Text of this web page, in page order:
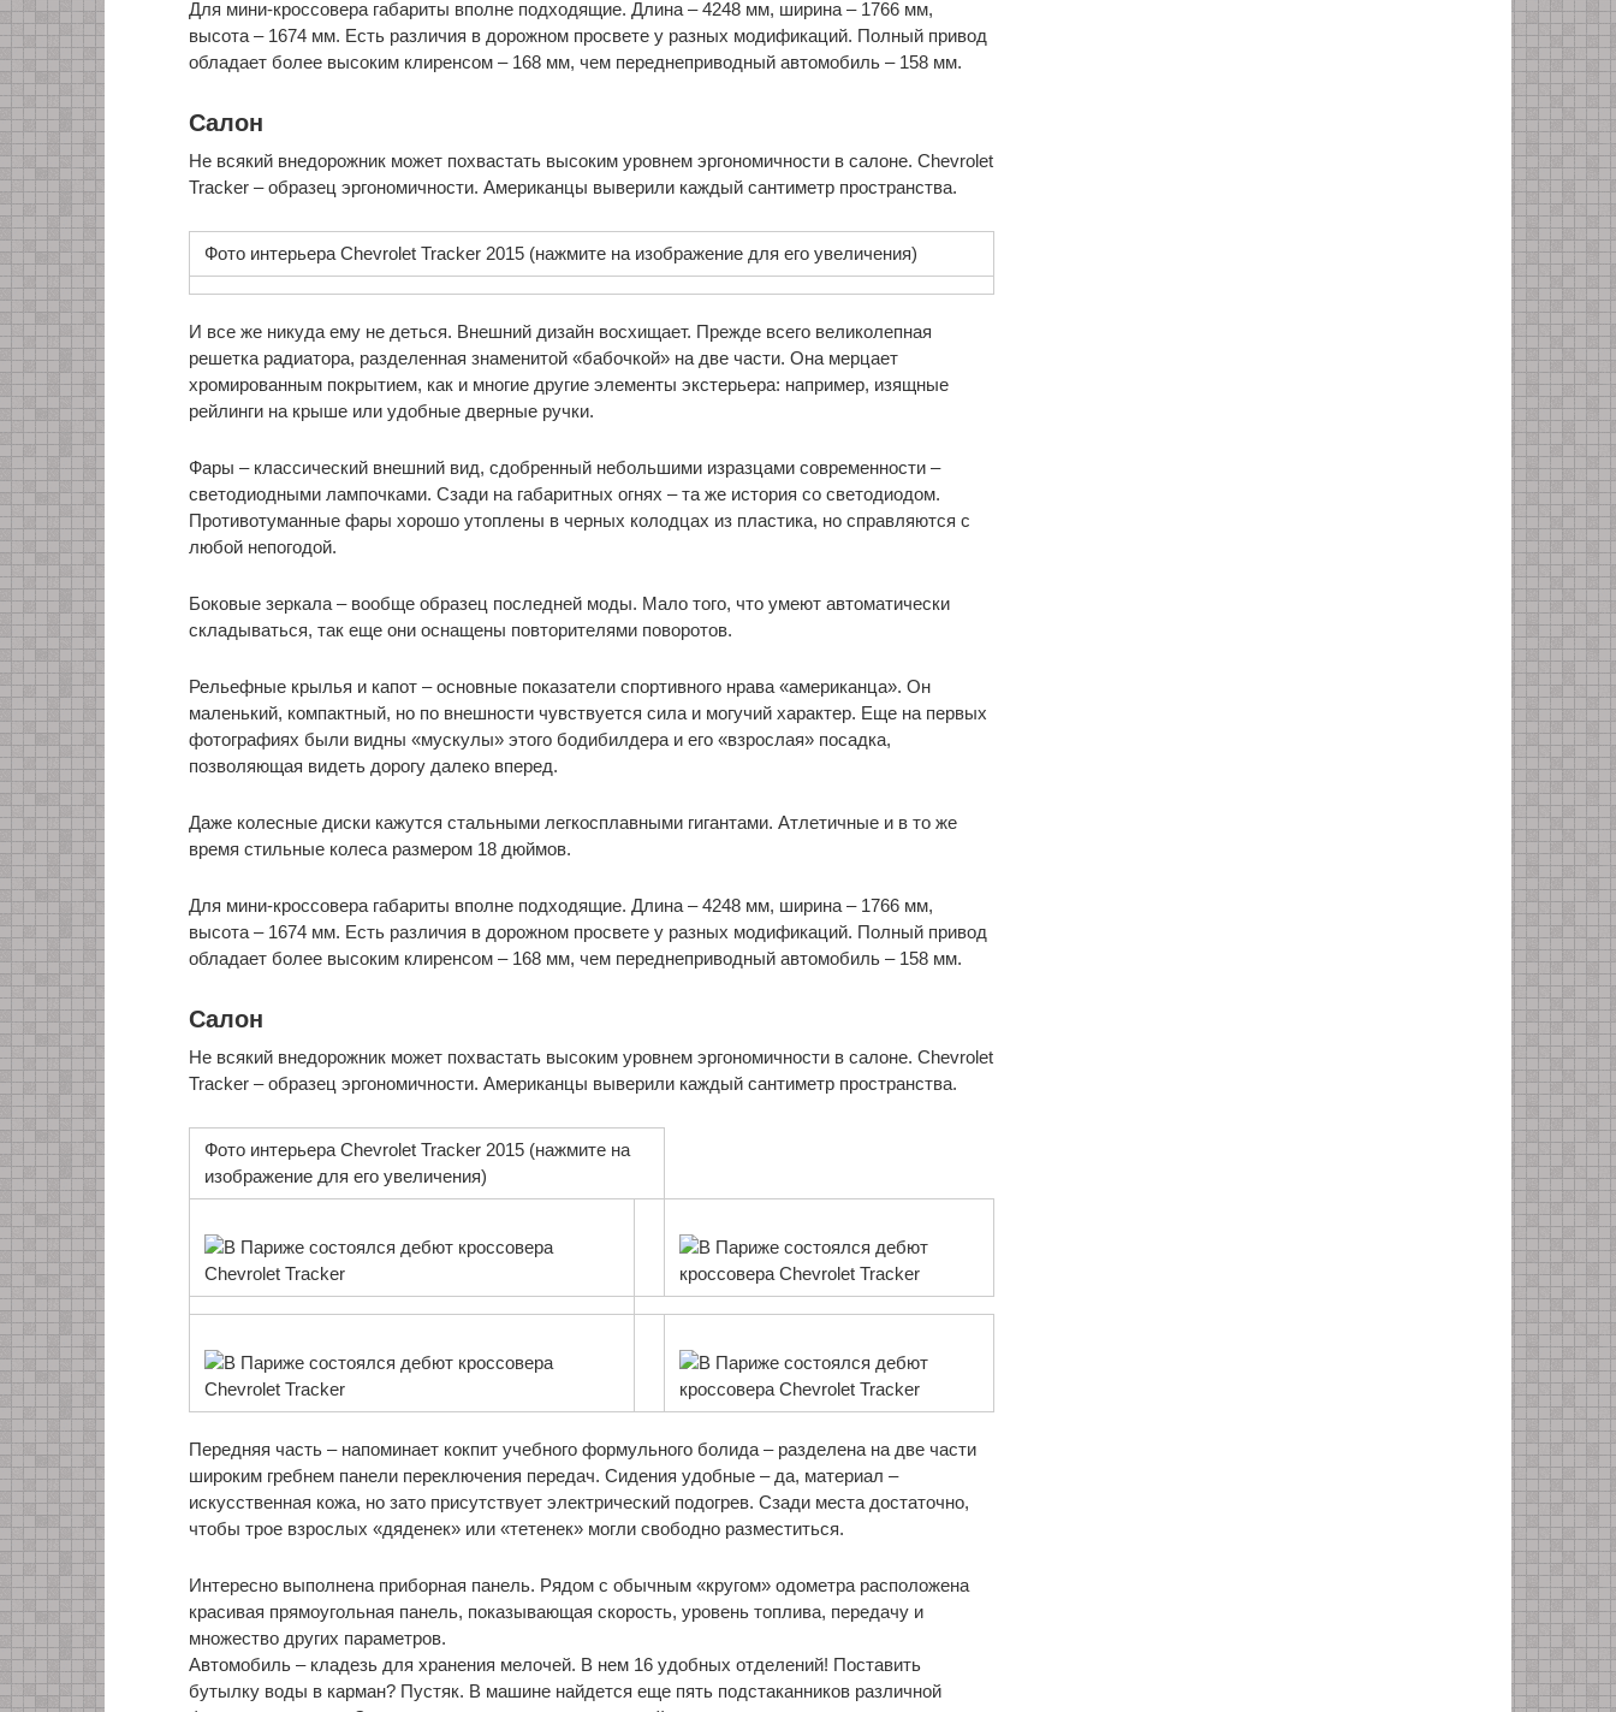
Для мини-кроссовера габариты вполне подходящие. Длина – 4248 мм, ширина – 1766 мм,
высота – 1674 мм. Есть различия в дорожном просвете у разных модификаций. Полный привод
обладает более высоким клиренсом – 168 мм, чем переднеприводный автомобиль – 158 мм.
Салон
Не всякий внедорожник может похвастать высоким уровнем эргономичности в салоне. Chevrolet
Tracker – образец эргономичности. Американцы выверили каждый сантиметр пространства.
Фото интерьера Chevrolet Tracker 2015 (нажмите на изображение для его увеличения)
И все же никуда ему не деться. Внешний дизайн восхищает. Прежде всего великолепная
решетка радиатора, разделенная знаменитой «бабочкой» на две части. Она мерцает
хромированным покрытием, как и многие другие элементы экстерьера: например, изящные
рейлинги на крыше или удобные дверные ручки.
Фары – классический внешний вид, сдобренный небольшими изразцами современности –
светодиодными лампочками. Сзади на габаритных огнях – та же история со светодиодом.
Противотуманные фары хорошо утоплены в черных колодцах из пластика, но справляются с
любой непогодой.
Боковые зеркала – вообще образец последней моды. Мало того, что умеют автоматически
складываться, так еще они оснащены повторителями поворотов.
Рельефные крылья и капот – основные показатели спортивного нрава «американца». Он
маленький, компактный, но по внешности чувствуется сила и могучий характер. Еще на первых
фотографиях были видны «мускулы» этого бодибилдера и его «взрослая» посадка,
позволяющая видеть дорогу далеко вперед.
Даже колесные диски кажутся стальными легкосплавными гигантами. Атлетичные и в то же
время стильные колеса размером 18 дюймов.
Для мини-кроссовера габариты вполне подходящие. Длина – 4248 мм, ширина – 1766 мм,
высота – 1674 мм. Есть различия в дорожном просвете у разных модификаций. Полный привод
обладает более высоким клиренсом – 168 мм, чем переднеприводный автомобиль – 158 мм.
Салон
Не всякий внедорожник может похвастать высоким уровнем эргономичности в салоне. Chevrolet
Tracker – образец эргономичности. Американцы выверили каждый сантиметр пространства.
Фото интерьера Chevrolet Tracker 2015 (нажмите на
изображение для его увеличения)
Передняя часть – напоминает кокпит учебного формульного болида – разделена на две части
широким гребнем панели переключения передач. Сидения удобные – да, материал –
искусственная кожа, но зато присутствует электрический подогрев. Сзади места достаточно,
чтобы трое взрослых «дяденек» или «тетенек» могли свободно разместиться.
Интересно выполнена приборная панель. Рядом с обычным «кругом» одометра расположена
красивая прямоугольная панель, показывающая скорость, уровень топлива, передачу и
множество других параметров.
Автомобиль – кладезь для хранения мелочей. В нем 16 удобных отделений! Поставить
бутылку воды в карман? Пустяк. В машине найдется еще пять подстаканников различной